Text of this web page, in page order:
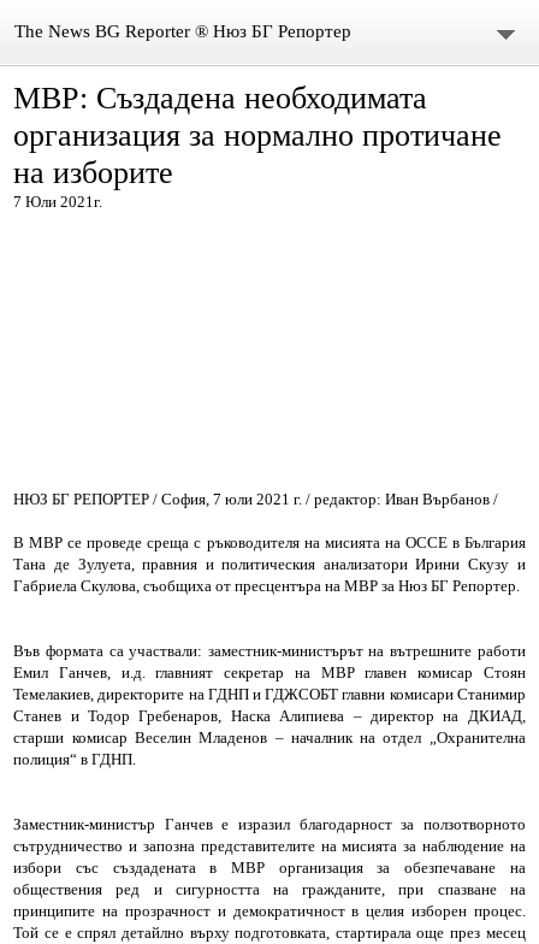
The News BG Reporter ® Нюз БГ Репортер
НОВИНИ
ЗА НАС
КОНТАКТИ
МВР: Създадена необходимата
организация за нормално протичане
на изборите
7 Юли 2021г.
НЮЗ БГ РЕПОРТЕР / София, 7 юли 2021 г. / редактор: Иван Върбанов /
В МВР се проведе среща с ръководителя на мисията на ОССЕ в България
Тана де Зулуета, правния и политическия анализатори Ирини Скузу и
Габриела Скулова, съобщиха от пресцентъра на МВР за Нюз БГ Репортер.
Във формата са участвали: заместник-министърът на вътрешните работи
Емил Ганчев, и.д. главният секретар на МВР главен комисар Стоян
Темелакиев, директорите на ГДНП и ГДЖСОБТ главни комисари Станимир
Станев и Тодор Гребенаров, Наска Алипиева – директор на ДКИАД,
старши комисар Веселин Младенов – началник на отдел „Охранителна
полиция“ в ГДНП.
Заместник-министър Ганчев е изразил благодарност за ползотворното
сътрудничество и запозна представителите на мисията за наблюдение на
избори със създадената в МВР организация за обезпечаване на
обществения ред и сигурността на гражданите, при спазване на
принципите на прозрачност и демократичност в целия изборен процес.
Той се е спрял детайлно върху подготовката, стартирала още през месец